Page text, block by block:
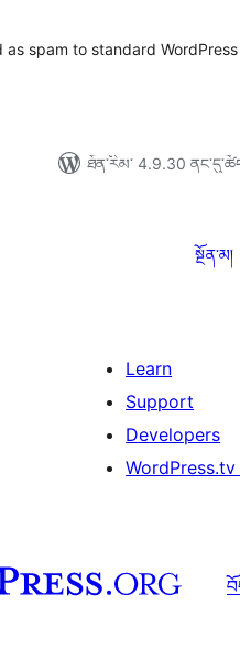
spam to standard
ཐོན་རིམ་ 4.9.30
སྔོན་མ།
Learn
Support
Developers
WordPress.tv